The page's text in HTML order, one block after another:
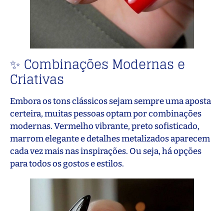
✨ Combinações Modernas e
Criativas
Embora os tons clássicos sejam sempre uma aposta
certeira, muitas pessoas optam por combinações
modernas. Vermelho vibrante, preto sofisticado,
marrom elegante e detalhes metalizados aparecem
cada vez mais nas inspirações. Ou seja, há opções
para todos os gostos e estilos.